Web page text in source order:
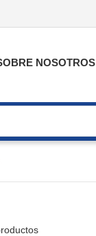
NOSOTROS